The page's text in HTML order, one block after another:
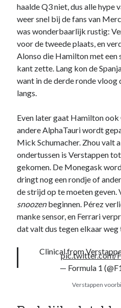
haalde Q3 niet, dus alle hype
weer snel bij de fans van
was wonderbaarlijk rustig:
voor de tweede plaats, en
Alonso die Hamilton met een
kant zette. Lang kon de
want in de derde ronde
langs.
Even later gaat Hamilton
andere AlphaTauri wordt
Mick Schumacher. Zhou valt
ondertussen is Verstappen
gekomen. De Monegask
dringt nog een rondje of
de strijd op te moeten geven.
snoozenbeginnen. Pérez
manke sensor, en Ferrari
dat valt dus tegen elkaar weg
Clinical frompic.twitter.com/
— Formula 1
Verstappen